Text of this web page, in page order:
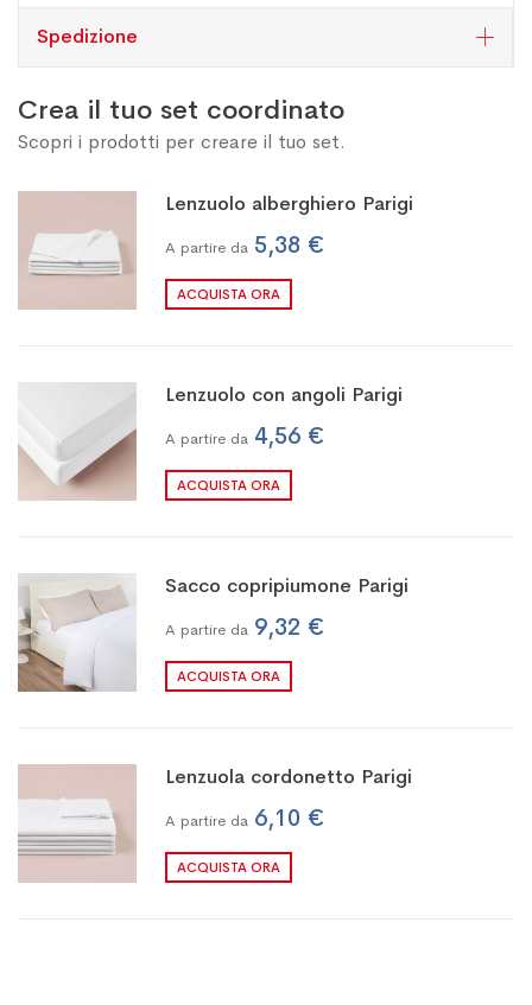
Spedizione
Crea il tuo set coordinato
Scopri i prodotti per creare il tuo set.
Lenzuolo alberghiero Parigi
A partire da 5,38 €
ACQUISTA ORA
Lenzuolo con angoli Parigi
A partire da 4,56 €
ACQUISTA ORA
Sacco copripiumone Parigi
A partire da 9,32 €
ACQUISTA ORA
Lenzuola cordonetto Parigi
A partire da 6,10 €
ACQUISTA ORA